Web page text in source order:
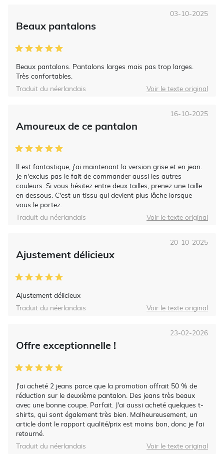
Beaux pantalons
Beaux pantalons. Pantalons larges mais pas trop larges.
Très confortables.
03-10-2025
Traduit du néerlandais Voir le texte original
Amoureux de ce pantalon
Il est fantastique, j'ai maintenant la version grise et en jean.
Je n'exclus pas le fait de commander aussi les autres
couleurs. Si vous hésitez entre deux tailles, prenez une taille
en dessous. C'est un tissu qui devient plus lâche lorsque
vous le portez.
16-10-2025
Traduit du néerlandais Voir le texte original
Ajustement délicieux
Ajustement délicieux
20-10-2025
Traduit du néerlandais Voir le texte original
Offre exceptionnelle !
J'ai acheté 2 jeans parce que la promotion offrait 50 % de
réduction sur le deuxième pantalon. Des jeans très beaux
avec une bonne coupe. Parfait. J'ai aussi acheté quelques t-
shirts, qui sont également très bien. Malheureusement, un
article dont le rapport qualité/prix est moins bon, donc je l'ai
retourné.
23-02-2026
Traduit du néerlandais Voir le texte original